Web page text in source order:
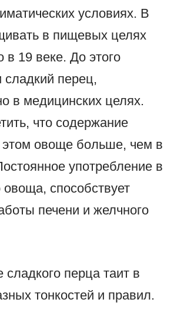
условиях. В
в пищевых целях
в 19 веке. До этого
сладкий перец,
в медицинских целях.
что содержание
этом овоще больше, чем в
употребление в
способствует
печени и желчного
перца таит в
тонкостей и правил.